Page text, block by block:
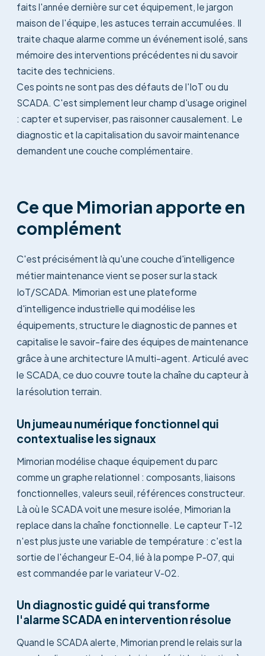
faits l'année dernière sur cet équipement, le jargon
maison de l'équipe, les astuces terrain accumulées. Il
traite chaque alarme comme un événement isolé, sans
mémoire des interventions précédentes ni du savoir
tacite des techniciens.
Ces points ne sont pas des défauts de l'IoT ou du
SCADA. C'est simplement leur champ d'usage originel
: capter et superviser, pas raisonner causalement. Le
diagnostic et la capitalisation du savoir maintenance
demandent une couche complémentaire.
Ce que Mimorian apporte en
complément
C'est précisément là qu'une couche d'intelligence
métier maintenance vient se poser sur la stack
IoT/SCADA. Mimorian est une plateforme
d'intelligence industrielle qui modélise les
équipements, structure le diagnostic de pannes et
capitalise le savoir-faire des équipes de maintenance
grâce à une architecture IA multi-agent. Articulé avec
le SCADA, ce duo couvre toute la chaîne du capteur à
la résolution terrain.
Un jumeau numérique fonctionnel qui
contextualise les signaux
Mimorian modélise chaque équipement du parc
comme un graphe relationnel : composants, liaisons
fonctionnelles, valeurs seuil, références constructeur.
Là où le SCADA voit une mesure isolée, Mimorian la
replace dans la chaîne fonctionnelle. Le capteur T-12
n'est plus juste une variable de température : c'est la
sortie de l'échangeur E-04, lié à la pompe P-07, qui
est commandée par le variateur V-02.
Un diagnostic guidé qui transforme
l'alarme SCADA en intervention résolue
Quand le SCADA alerte, Mimorian prend le relais sur la